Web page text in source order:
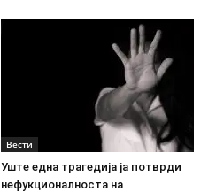
Вести
Уште една трагедија ја потврди
нефукционалноста на